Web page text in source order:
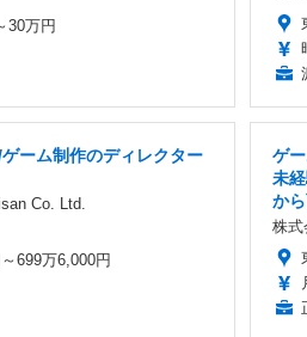
30万円
ーム制作のディレクター
Co. Ltd.
699万6,000円
ゲ
未
か
株式